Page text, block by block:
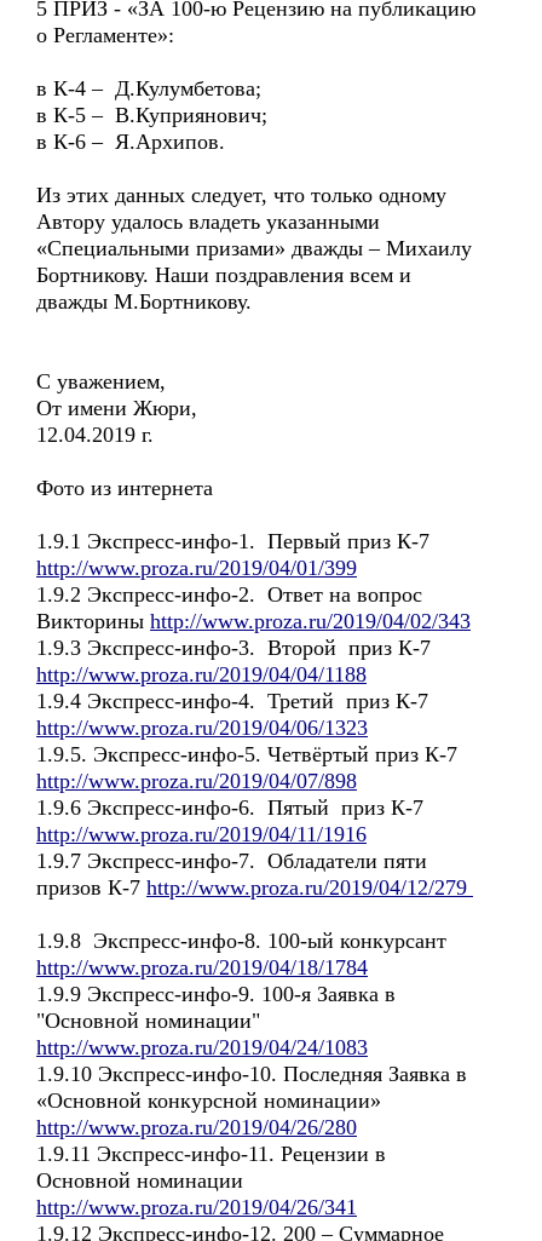
5 ПРИЗ - «ЗА 100-ю Рецензию на публикацию
о Регламенте»:
в К-4 – Д.Кулумбетова;
в К-5 – В.Куприянович;
в К-6 – Я.Архипов.
Из этих данных следует, что только одному
Автору удалось владеть указанными
«Специальными призами» дважды – Михаилу
Бортникову. Наши поздравления всем и
дважды М.Бортникову.
С уважением,
От имени Жюри,
12.04.2019 г.
Фото из интернета
1.9.1 Экспресс-инфо-1. Первый приз К-7
http://www.proza.ru/2019/04/01/399
1.9.2 Экспресс-инфо-2. Ответ на вопрос
Викторины http://www.proza.ru/2019/04/02/343
1.9.3 Экспресс-инфо-3. Второй приз К-7
http://www.proza.ru/2019/04/04/1188
1.9.4 Экспресс-инфо-4. Третий приз К-7
http://www.proza.ru/2019/04/06/1323
1.9.5. Экспресс-инфо-5. Четвёртый приз К-7
http://www.proza.ru/2019/04/07/898
1.9.6 Экспресс-инфо-6. Пятый приз К-7
http://www.proza.ru/2019/04/11/1916
1.9.7 Экспресс-инфо-7. Обладатели пяти
призов К-7 http://www.proza.ru/2019/04/12/279
1.9.8 Экспресс-инфо-8. 100-ый конкурсант
http://www.proza.ru/2019/04/18/1784
1.9.9 Экспресс-инфо-9. 100-я Заявка в
"Основной номинации"
http://www.proza.ru/2019/04/24/1083
1.9.10 Экспресс-инфо-10. Последняя Заявка в
«Основной конкурсной номинации»
http://www.proza.ru/2019/04/26/280
1.9.11 Экспресс-инфо-11. Рецензии в
Основной номинации
http://www.proza.ru/2019/04/26/341
1.9.12 Экспресс-инфо-12. 200 – Суммарное